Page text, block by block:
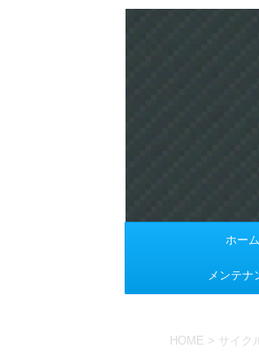
ホーム
メンテナ
HOME > サイク